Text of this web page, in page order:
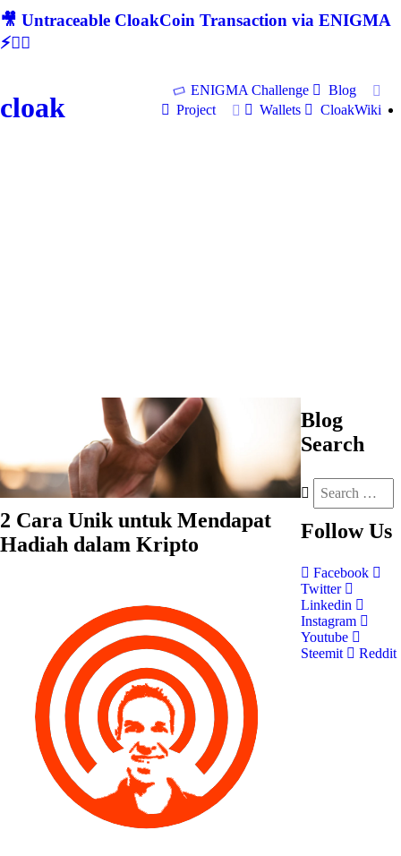
🎥 Untraceable CloakCoin Transaction via ENIGMA
⚡🕵‍♂
cloak
ENIGMA Challenge
Blog
Project
Wallets CloakWiki
2 Cara Unik untuk Mendapat
Hadiah dalam Kripto
Blog
Search
Follow Us
Facebook
Twitter
Linkedin
Instagram
Youtube
Steemit
Reddit